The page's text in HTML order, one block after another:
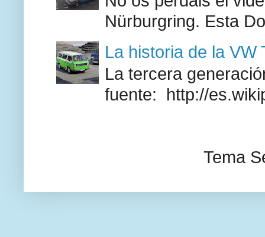
Nürburgring. Esta
La historia de la
La tercera
fuente: http://
Tema